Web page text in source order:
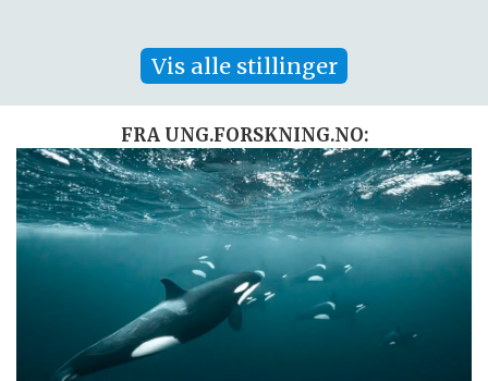
Vis alle stillinger
FRA UNG.FORSKNING.NO: